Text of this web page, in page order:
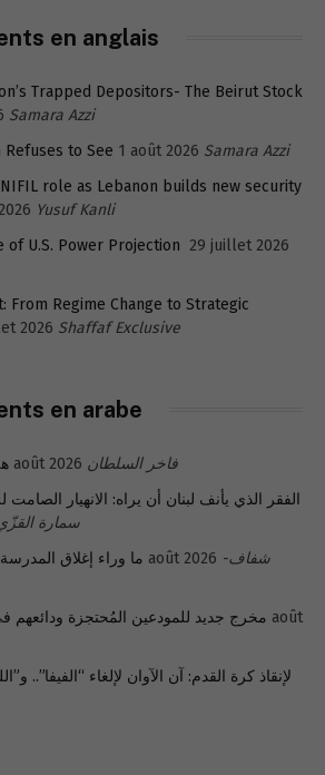
en anglais
Trapped Depositors- The Beirut Stock
Samara Azzi
to See 1 août 2026 Samara Azzi
role as Lebanon builds new security
Yusuf Kanli
of U.S. Power Projection 29 juillet 2026
From Regime Change to Strategic
2026 Shaffaf Exclusive
en arabe
6 août 2026 فاخر السلطان
الفقر الذي يأنف لبنان أن يراه: الانهيار
سمارة
ما وراء إغلاق 6 août 2026 شفاف-
مخرج جديد للمودعين المُحتجزة ودائعهم
لإنقاذ كرة القدم: آن الآوان لإلغاء “الفيفا”..